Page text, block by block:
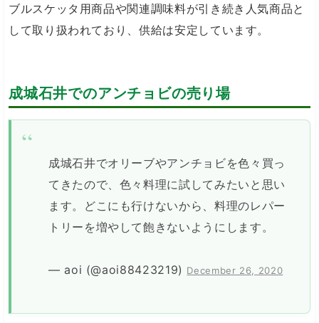
ブルスケッタ用商品や関連調味料が引き続き人気商品と
して取り扱われており、供給は安定しています。
成城石井でのアンチョビの売り場
成城石井でオリーブやアンチョビを色々買っ
てきたので、色々料理に試してみたいと思い
ます。どこにも行けないから、料理のレパー
トリーを増やして飽きないようにします。
— aoi (@aoi88423219) December 26, 2020